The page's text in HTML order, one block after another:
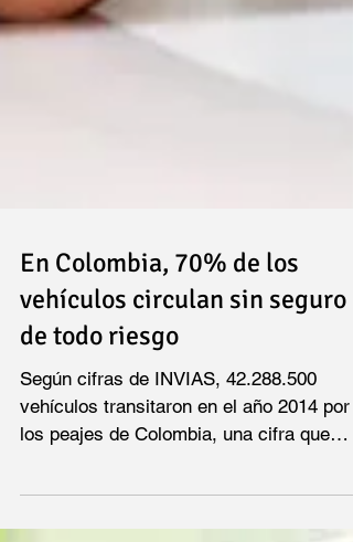
vehículos circulan sin seguro
de todo riesgo